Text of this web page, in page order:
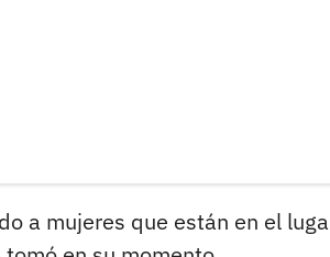
a mujeres que están en el